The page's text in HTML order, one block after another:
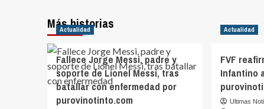
Más historias
Actualidad
Fallece Jorge Messi, padre y
soporte de Lionel Messi, tras
batallar con enfermedad por
purovinotinto.com
Actualidad
FVF
Infantino
Ultimas